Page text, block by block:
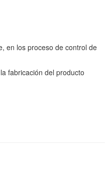
en los proceso de control de
fabricación del producto